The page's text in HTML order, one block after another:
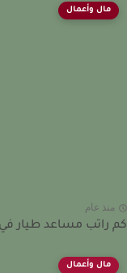
مال وأعمال
عام
مساعد طيار في
مال وأعمال